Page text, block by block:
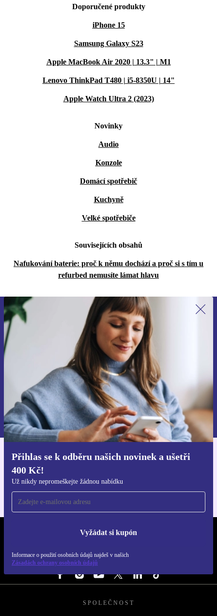
Doporučené produkty
iPhone 15
Samsung Galaxy S23
Apple MacBook Air 2020 | 13.3" | M1
Lenovo ThinkPad T480 | i5-8350U | 14"
Apple Watch Ultra 2 (2023)
Novinky
Audio
Konzole
Domácí spotřebič
Kuchyně
Velké spotřebiče
Souvisejících obsahů
Nafukování baterie: proč k němu dochází a proč si s tím u
refurbed nemusíte lámat hlavu
Přihlas se k odběru našich novinek a ušetři
400 Kč!
Už nikdy nepromeškejte žádnou nabídku
Vyžádat si kupón
Informace o použití osobních údajů najdeš v našich
Zásadách ochrany osobních údajů
Přihlas se k odběru našich novinek a
ušetři 400 Kč!
Už nikdy nepromeškej žádnou nabídku.
Chci voucher
Informace o použití osobních údajů najdeš v našich
Zásadách ochrany osobních údajů.
Stáhni si aplikaci refurbed
REFURBED ČESKO - RETHINK NEW.
SLEDUJ NÁS
SPOLEČNOST